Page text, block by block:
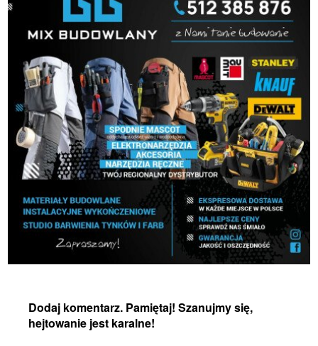
Dodaj komentarz. Pamiętaj! Szanujmy się,
hejtowanie jest karalne!